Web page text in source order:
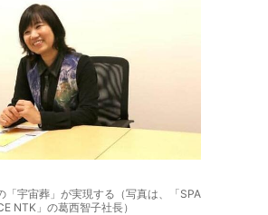
「宇宙葬」が実現する（写真は、「SPA
NTK」の葛西智子社長）